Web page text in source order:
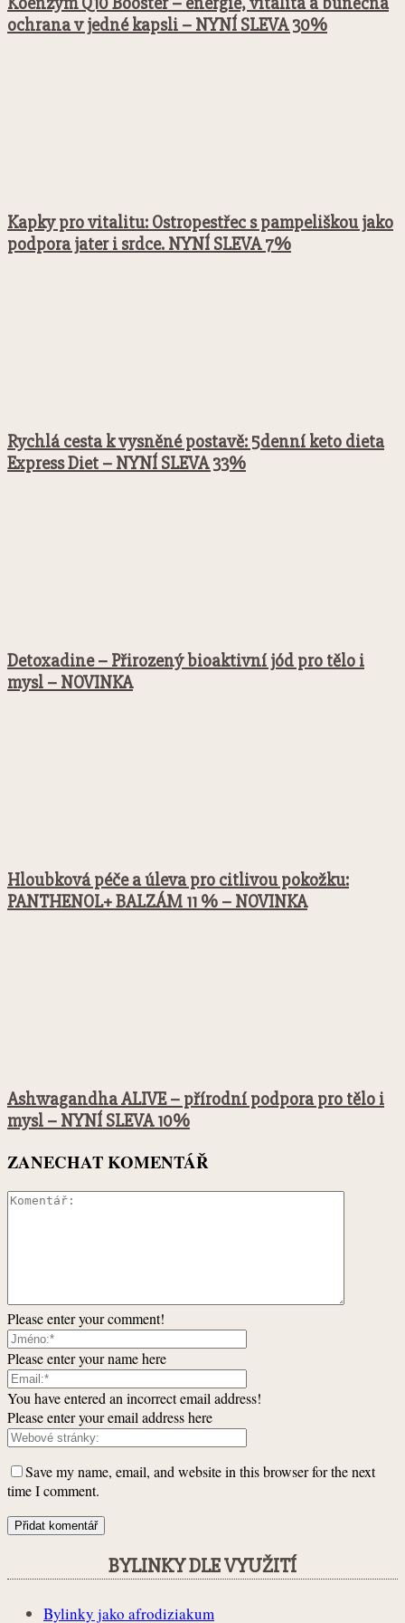
ochrana v jedné kapsli – NYNÍ SLEVA 30%
Kapky pro vitalitu: Ostropestřec s pampeliškou jako
podpora jater i srdce. NYNÍ SLEVA 7%
Rychlá cesta k vysněné postavě: 5denní keto dieta
Express Diet – NYNÍ SLEVA 33%
Detoxadine – Přirozený bioaktivní jód pro tělo i
mysl – NOVINKA
Hloubková péče a úleva pro citlivou pokožku:
PANTHENOL+ BALZÁM 11 % – NOVINKA
Ashwagandha ALIVE – přírodní podpora pro tělo i
mysl – NYNÍ SLEVA 10%
ZANECHAT KOMENTÁŘ
Please enter your comment!
Please enter your name here
You have entered an incorrect email address!
Please enter your email address here
Save my name, email, and website in this browser for the next
time I comment.
BYLINKY DLE VYUŽITÍ
Bylinky jako afrodiziakum